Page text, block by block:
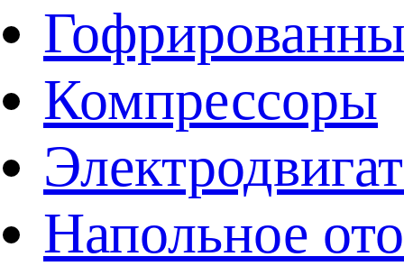
Компрессоры
Напольное